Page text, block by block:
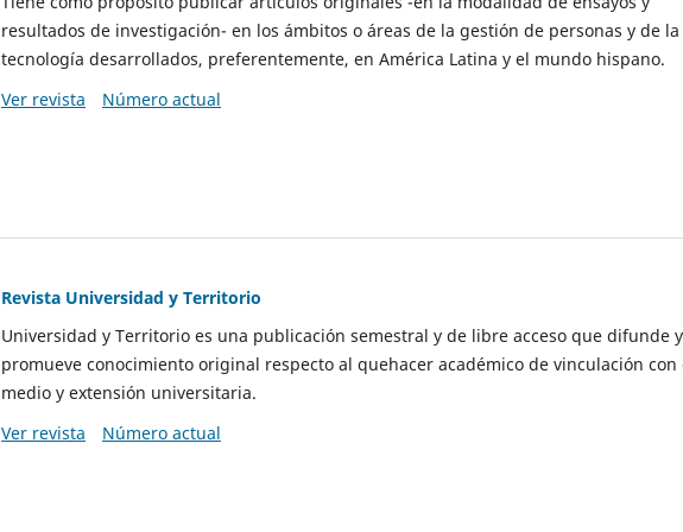
resultados de investigación- en los ámbitos o áreas de la gestión de personas y de la
tecnología desarrollados, preferentemente, en América Latina y el mundo hispano.
Ver revista
Número actual
Revista Universidad y Territorio
Universidad y Territorio es una publicación semestral y de libre acceso que difunde y
promueve conocimiento original respecto al quehacer académico de vinculación con
medio y extensión universitaria.
Ver revista
Número actual